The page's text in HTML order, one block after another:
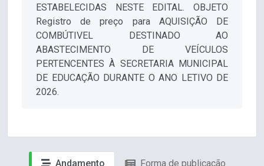
ESTABELECIDAS NESTE EDITAL. OBJETO
Registro de preço para AQUISIÇÃO DE
COMBÚTIVEL DESTINADO AO
ABASTECIMENTO DE VEÍCULOS
PERTENCENTES À SECRETARIA MUNICIPAL
DE EDUCAÇÃO DURANTE O ANO LETIVO DE
2026.
Andamento Forma de publicação